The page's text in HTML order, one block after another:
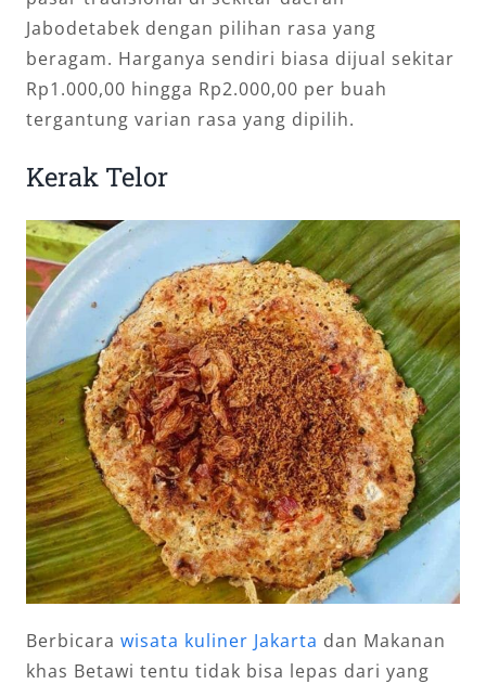
Jabodetabek dengan pilihan rasa yang
beragam. Harganya sendiri biasa dijual sekitar
Rp1.000,00 hingga Rp2.000,00 per buah
tergantung varian rasa yang dipilih.
Kerak Telor
Berbicara wisata kuliner Jakarta dan Makanan
khas Betawi tentu tidak bisa lepas dari yang